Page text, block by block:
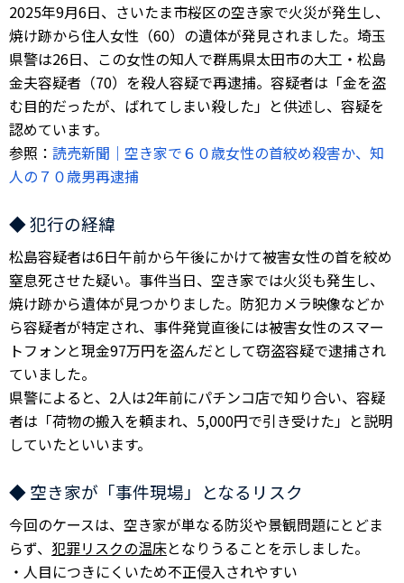
2025年9月6日、さいたま市桜区の空き家で火災が発生し、
焼け跡から住人女性（60）の遺体が発見されました。埼玉
県警は26日、この女性の知人で群馬県太田市の大工・松島
金夫容疑者（70）を殺人容疑で再逮捕。容疑者は「金を盗
む目的だったが、ばれてしまい殺した」と供述し、容疑を
認めています。
参照： 読売新聞｜空き家で６０歳女性の首絞め殺害か、知
人の７０歳男再逮捕
◆ 犯行の経緯
松島容疑者は6日午前から午後にかけて被害女性の首を絞め
窒息死させた疑い。事件当日、空き家では火災も発生し、
焼け跡から遺体が見つかりました。防犯カメラ映像などか
ら容疑者が特定され、事件発覚直後には被害女性のスマー
トフォンと現金97万円を盗んだとして窃盗容疑で逮捕され
ていました。
県警によると、2人は2年前にパチンコ店で知り合い、容疑
者は「荷物の搬入を頼まれ、5,000円で引き受けた」と説明
していたといいます。
◆ 空き家が「事件現場」となるリスク
今回のケースは、空き家が単なる防災や景観問題にとどま
らず、 犯罪リスクの温床となりうることを示しました。
・人目につきにくいため不正侵入されやすい